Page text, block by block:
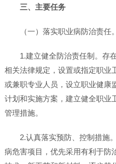
三、主要任务
（一）落实职业病防治责任。
1.建立健全防治责任制。存
相关法律规定，设置或指定职业
或兼职专业人员，设立职业健康
计划和实施方案，建立健全职业
管理措施。
2.认真落实预防、控制措施
病危害项目，优先采用有利于防